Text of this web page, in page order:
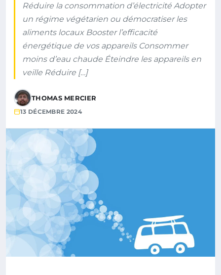
Réduire la consommation d’électricité Adopter
un régime végétarien ou démocratiser les
aliments locaux Booster l’efficacité
énergétique de vos appareils Consommer
moins d’eau chaude Éteindre les appareils en
veille Réduire […]
THOMAS MERCIER
13 DÉCEMBRE 2024